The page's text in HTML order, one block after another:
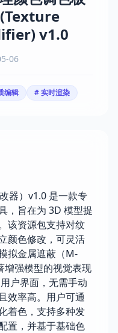
v1.0
06
编辑 # 实时渲染
器）v1.0 是一款专
，旨在为 3D 模型提
该资源包支持对纹
颜色修改，可灵活
拟金属遮蔽（M-
强模型的视觉表现
户界面，无需手动
效率高。用户可通
着色，支持多种发
置，并基于基础色